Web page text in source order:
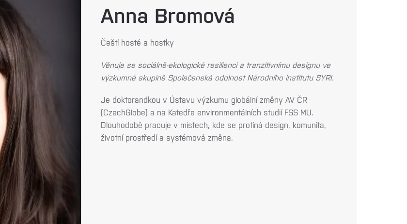
Anna Bromová
Čeští hosté a hostky
Věnuje se sociálně-ekologické resilienci a tranzitivnímu designu ve
výzkumné skupině Společenská odolnost Národního institutu SYRI.
Je doktorandkou v Ústavu výzkumu globální změny AV ČR
(CzechGlobe) a na Katedře environmentálních studií FSS MU.
Dlouhodobě pracuje v místech, kde se protíná design, komunita,
životní prostředí a systémová změna.